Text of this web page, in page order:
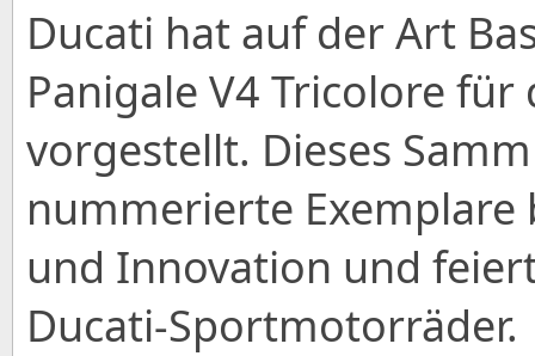
Ducati hat auf der Art
Panigale V4 Tricolore
vorgestellt. Dieses
nummerierte
und Innovation und
Ducati-Sportmotorräder.